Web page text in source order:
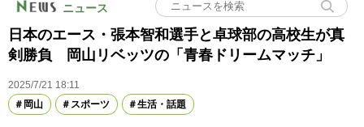
ニュース
日本のエース・張本智和選手と卓球部の高校生が真
剣勝負 岡山リベッツの「青春ドリームマッチ」
2025/7/21 18:11
岡山
スポーツ 生活・話題